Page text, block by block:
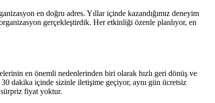
en doğru adres. Yıllar içinde kazandığımız deneyim
gerçekleştirdik. Her etkinliği özenle planlıyor, en
en önemli nedenlerinden biri olarak hızlı geri dönüş ve
dakika içinde sizinle iletişime geçiyor, aynı gün ücretsiz
fiyat yoktur.